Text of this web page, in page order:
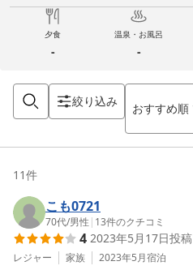
夕食
-
温泉・お風呂
-
絞り込み おすすめ順
11件
こも0721
70代/男性 | 13件のクチコミ
4 2023年5月17日投稿
レジャー 家族 2023年5月宿泊